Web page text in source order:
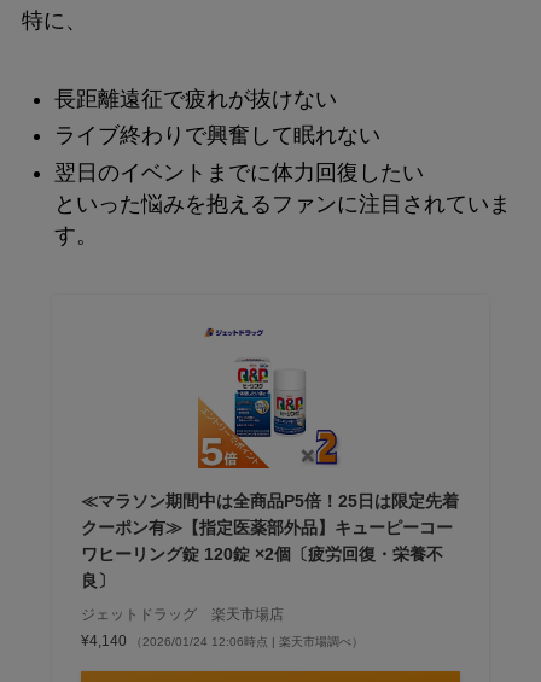
特に、
長距離遠征で疲れが抜けない
ライブ終わりで興奮して眠れない
翌日のイベントまでに体力回復したい
といった悩みを抱えるファンに注目されていま
す。
≪マラソン期間中は全商品P5倍！25日は限定先着
クーポン有≫【指定医薬部外品】キューピーコー
ワヒーリング錠 120錠 ×2個〔疲労回復・栄養不
良〕
ジェットドラッグ 楽天市場店
¥4,140
（2026/01/24 12:06時点 | 楽天市場調べ）